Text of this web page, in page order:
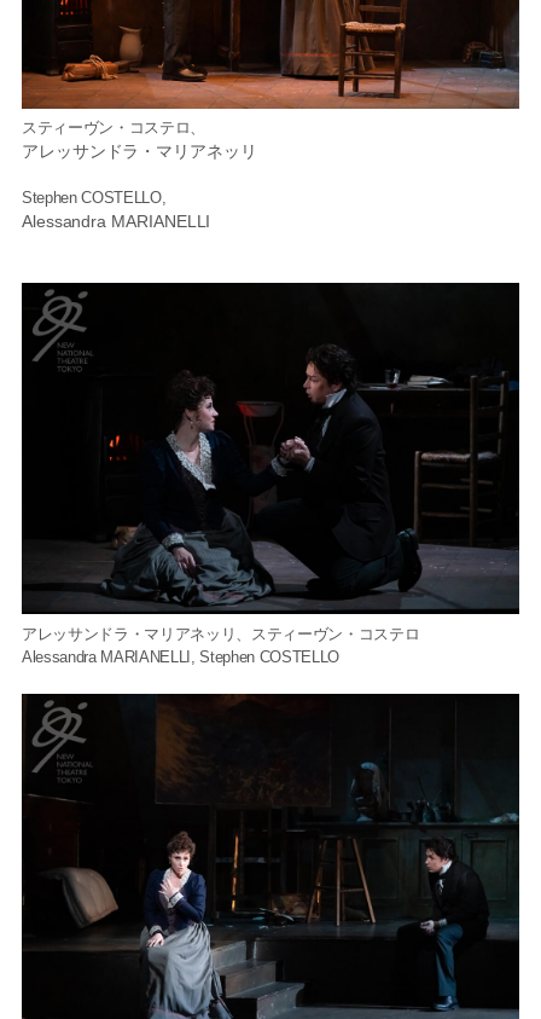
スティーヴン・コステロ、
アレッサンドラ・マリアネッリ
Stephen COSTELLO,
Alessandra MARIANELLI
アレッサンドラ・マリアネッリ、スティーヴン・コステロ
Alessandra MARIANELLI, Stephen COSTELLO